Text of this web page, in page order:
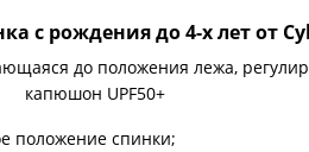
с рождения до 4-х лет от
положение спинки;